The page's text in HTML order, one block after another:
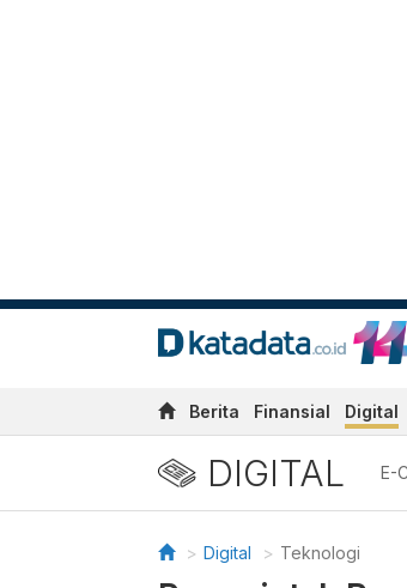
Berita Finansial Digital
DIGITAL E-
Digital Teknologi